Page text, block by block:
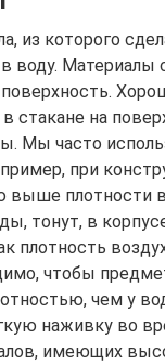
из которого
воду.
на
Мы часто
при
выше плотности
тонут, в
плотность
чтобы
чем у
наживку во
имеющих